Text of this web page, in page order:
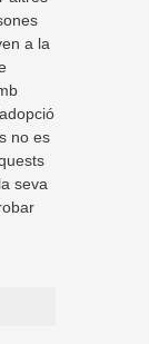
a la
no es
seva